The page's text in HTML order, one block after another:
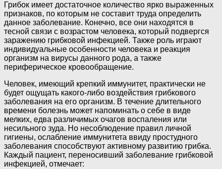
Грибок имеет достаточное количество ярко выраженных
признаков, по которым не составит труда определить
данное заболевание. Конечно, все они находятся в
тесной связи с возрастом человека, который подвергся
заражению грибковой инфекцией. Также роль играют
индивидуальные особенности человека и реакция
организм на вирусы данного рода, а также
периферическое кровообращение.
Человек, имеющий крепкий иммунитет, практически не
будет ощущать какого-либо воздействия грибкового
заболевания на его организм. В течение длительного
времени болезнь может напоминать о себе в виде
мелких, едва различимых очагов воспаления или
несильного зуда. Но несоблюдение правил личной
гигиены, ослабление иммунитета ввиду простудного
заболевания способствуют активному развитию грибка.
Каждый пациент, переносивший заболевание грибковой
инфекцией, отмечает: